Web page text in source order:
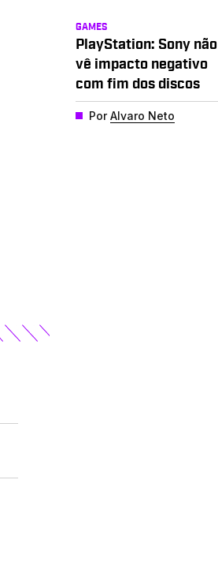
GAMES
PlayStation: Sony não
vê impacto negativo
com fim dos discos
PorAlvaro Neto